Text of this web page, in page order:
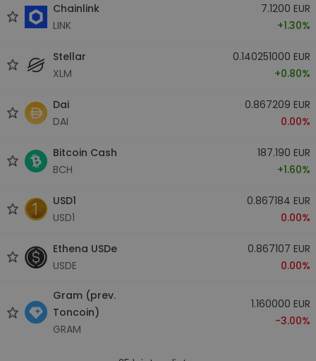
Chainlink
LINK
7.1200 EUR
+1.30%
Stellar
XLM
0.140251000 EUR
+0.80%
Dai
DAI
0.867209 EUR
0.00%
Bitcoin Cash
BCH
187.190 EUR
+1.60%
USD1
USD1
0.867184 EUR
0.00%
Ethena USDe
USDE
0.867107 EUR
0.00%
Gram (prev.
Toncoin)
GRAM
1.160000 EUR
-3.00%